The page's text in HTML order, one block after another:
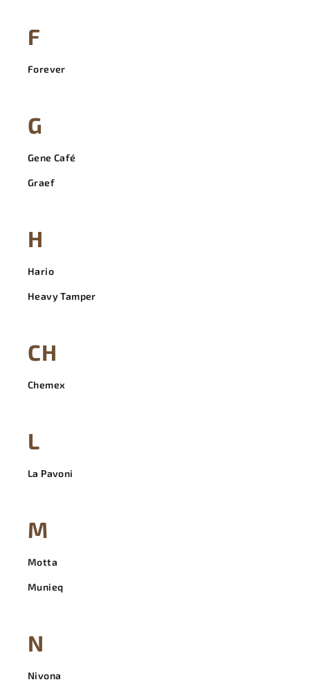
F
Forever
G
Gene Café
Graef
H
Hario
Heavy Tamper
CH
Chemex
L
La Pavoni
M
Motta
Munieq
N
Nivona